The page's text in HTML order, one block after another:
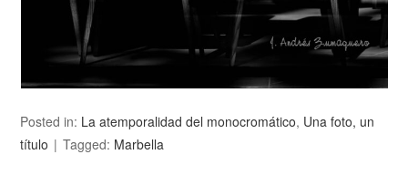
Posted in: La atemporalidad del monocromático, Una foto, un
título
Tagged: Marbella